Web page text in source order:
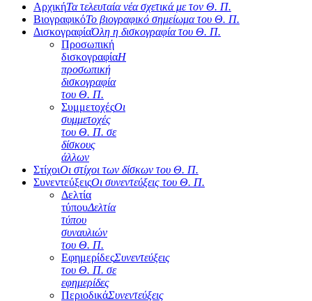
ΑρχικήΤα τελευταία νέα σχετικά με τον Θ. Π.
ΒιογραφικόΤο βιογραφικό σημείωμα του Θ. Π.
ΔισκογραφίαΌλη η δισκογραφία του Θ. Π.
Προσωπική
δισκογραφίαΗ
προσωπική
δισκογραφία
του Θ. Π.
ΣυμμετοχέςΟι
συμμετοχές
του Θ. Π. σε
δίσκους
άλλων
ΣτίχοιΟι στίχοι των δίσκων του Θ. Π.
ΣυνεντεύξειςΟι συνεντεύξεις του Θ. Π.
Δελτία
τύπουΔελτία
τύπου
συναυλιών
του Θ. Π.
ΕφημερίδεςΣυνεντεύξεις
του Θ. Π. σε
εφημερίδες
ΠεριοδικάΣυνεντεύξεις